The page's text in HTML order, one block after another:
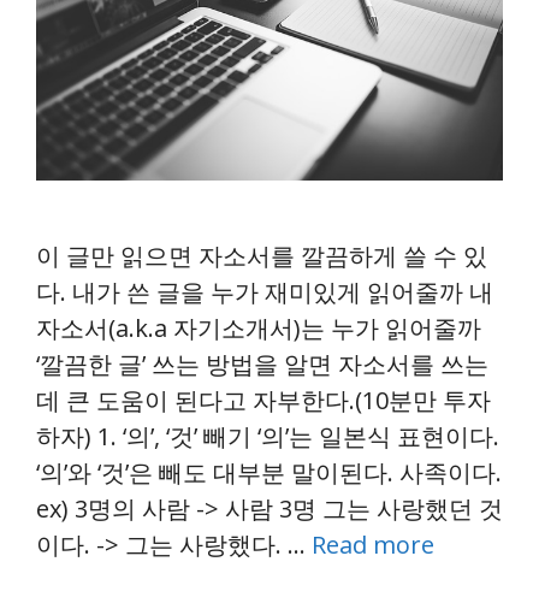
이 글만 읽으면 자소서를 깔끔하게 쓸 수 있
다. 내가 쓴 글을 누가 재미있게 읽어줄까 내
자소서(a.k.a 자기소개서)는 누가 읽어줄까
‘깔끔한 글’ 쓰는 방법을 알면 자소서를 쓰는
데 큰 도움이 된다고 자부한다.(10분만 투자
하자) 1. ‘의’, ‘것’ 빼기 ‘의’는 일본식 표현이다.
‘의’와 ‘것’은 빼도 대부분 말이된다. 사족이다.
ex) 3명의 사람 -> 사람 3명 그는 사랑했던 것
이다. -> 그는 사랑했다. … Read more